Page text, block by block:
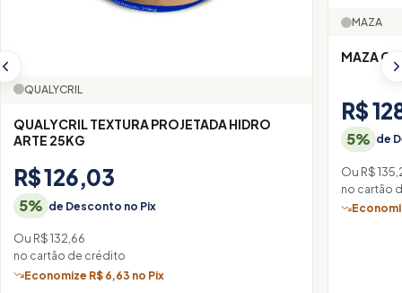
QUALYCRIL
QUALYCRIL TEXTURA PROJETADA HIDRO
ARTE 25KG
R$ 126,03
5% de Desconto no Pix
Ou R$ 132,66
no cartão de crédito
Economize R$ 6,63 no Pix
MAZA
MAZA
R$
5% de
Ou R$
no cartão